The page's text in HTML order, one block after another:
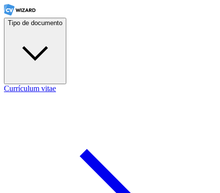
Tipo de documento
Currículum vitae